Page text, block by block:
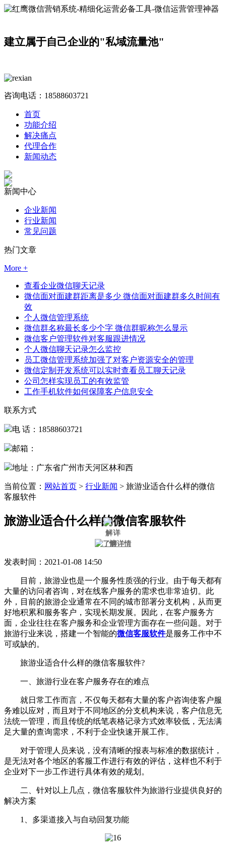
建立属于自己企业的"私域流量池"
咨询电话： 18588603721
首页
功能介绍
解决痛点
代理合作
新闻动态
新闻中心
企业新闻
行业新闻
常见问题
热门文章
More +
查看企业微信聊天记录
微信面对面建群距离是多少 微信面对面建群多久时间有
效
个人微信管理系统
微信群名称最长多少个字 微信群昵称怎么显示
微信客户管理软件对客服跟进情况
个人微信聊天记录怎么监控
员工微信管理系统加强了对客户资源安全的管理
微信定制开发系统可以实时查看员工聊天记录
公司怎样实现员工的有效监管
工作手机软件如何保障客户信息安全
联系方式
电 话：18588603721
邮箱：
地址：广东省广州市天河区林和西
当前位置： 网站首页 > 行业新闻 > 旅游业适合什么样的微信
客服软件
旅游业适合什么样的微信客服软件
发表时间：2021-01-08 14:50
目前，旅游业也是一个服务性质强的行业。由于每天都有
大量的访问者咨询，对在线客户服务的需求也非常迫切。此
外，目前的旅游企业通常在不同的城市部署分支机构，从而更
好地积累和服务客户，实现长期发展。因此，在客户服务方
面，企业往往在客户服务和企业管理方面存在一些问题。对于
旅游行业来说，搭建一个智能的微信客服软件是服务工作中不
可或缺的。
旅游业适合什么样的微信客服软件?
一、旅游行业在客户服务存在的难点
就日常工作而言，不仅每天都有大量的客户咨询使客户服
务难以应对，而且对于不同地区的分支机构来说，客户信息无
法统一管理，而且传统的纸笔表格记录方式效率较低，无法满
足大量的查询需求，不利于企业快速开展工作。
对于管理人员来说，没有清晰的报表与标准的数据统计，
是无法对各个地区的客服工作进行有效的评估，这样也不利于
企业对下一步工作进行具体有效的规划。
二、针对以上几点，微信客服软件为旅游行业提供良好的
解决方案
1、多渠道接入与自动回复功能